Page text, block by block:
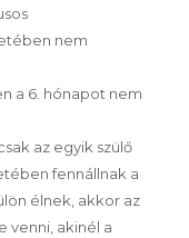
nem
a 6. hónapot nem
az egyik szülő
fennállnak a
élnek, akkor az
venni, akinél a